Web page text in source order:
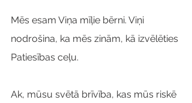
Mēs esam Viņa mīļie bērni. Viņi
nodrošina, ka mēs zinām, kā izvēlēties
Patiesības ceļu.
Ak, mūsu svētā brīvība, kas mūs riskē